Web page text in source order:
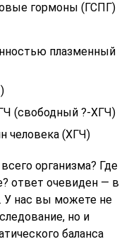
гормоны (ГСПГ)
плазменный
(свободный ?-ХГЧ)
человека (ХГЧ)
организма? Где
ответ очевиден — в
У нас вы можете не
но и
баланса